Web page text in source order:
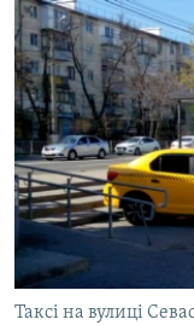
Таксі на вулиці